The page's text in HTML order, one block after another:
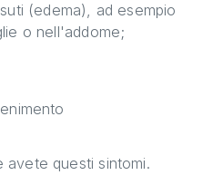
(edema), ad esempio
o nell'addome;
avete questi sintomi.